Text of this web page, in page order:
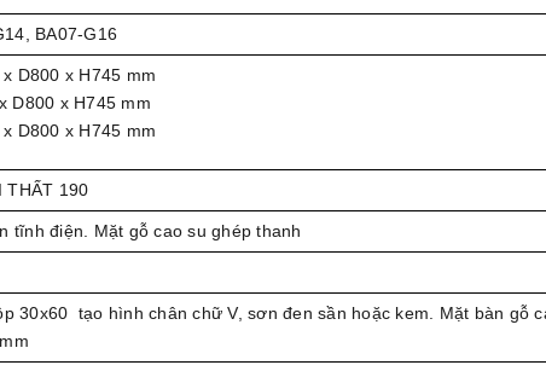
BA07-G16
D800 x H745 mm
D800 x H745 mm
D800 x H745 mm
THẤT 190
tĩnh điện. Mặt gỗ cao su ghép thanh
30x60 tạo hình chân chữ V, sơn đen sần hoặc kem. Mặt bàn gỗ